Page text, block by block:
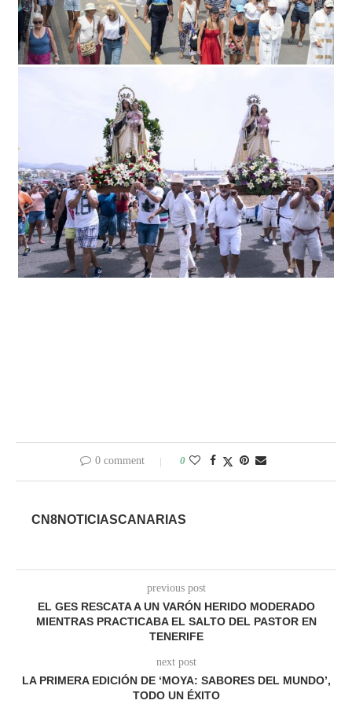
0 comment 0
CN8NOTICIASCANARIAS
previous post
EL GES RESCATA A UN VARÓN HERIDO MODERADO
MIENTRAS PRACTICABA EL SALTO DEL PASTOR EN
TENERIFE
next post
LA PRIMERA EDICIÓN DE ‘MOYA: SABORES DEL MUNDO’,
TODO UN ÉXITO